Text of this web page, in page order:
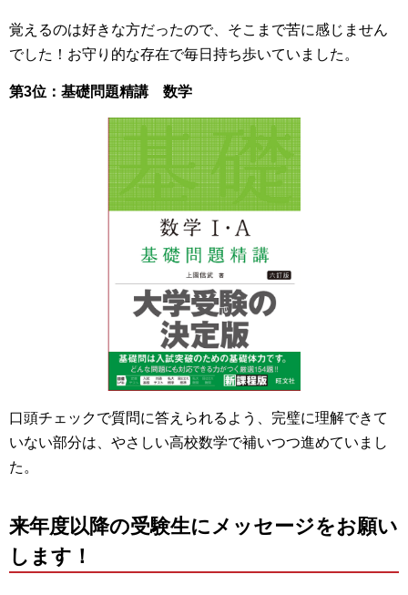
覚えるのは好きな方だったので、そこまで苦に感じ ません
でした！お守り的な存在で毎日持ち歩いていました。
第3位：基礎問題精講 数学
口頭チェックで質問に答えられるよう、完璧に理解できて
いない部分は、やさしい高校数学で補いつつ進めていまし
た。
来年度以降の受験生にメッセージをお願い
します！